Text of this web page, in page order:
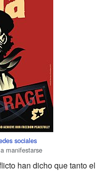
sociales
manifestarse
han dicho que tanto el